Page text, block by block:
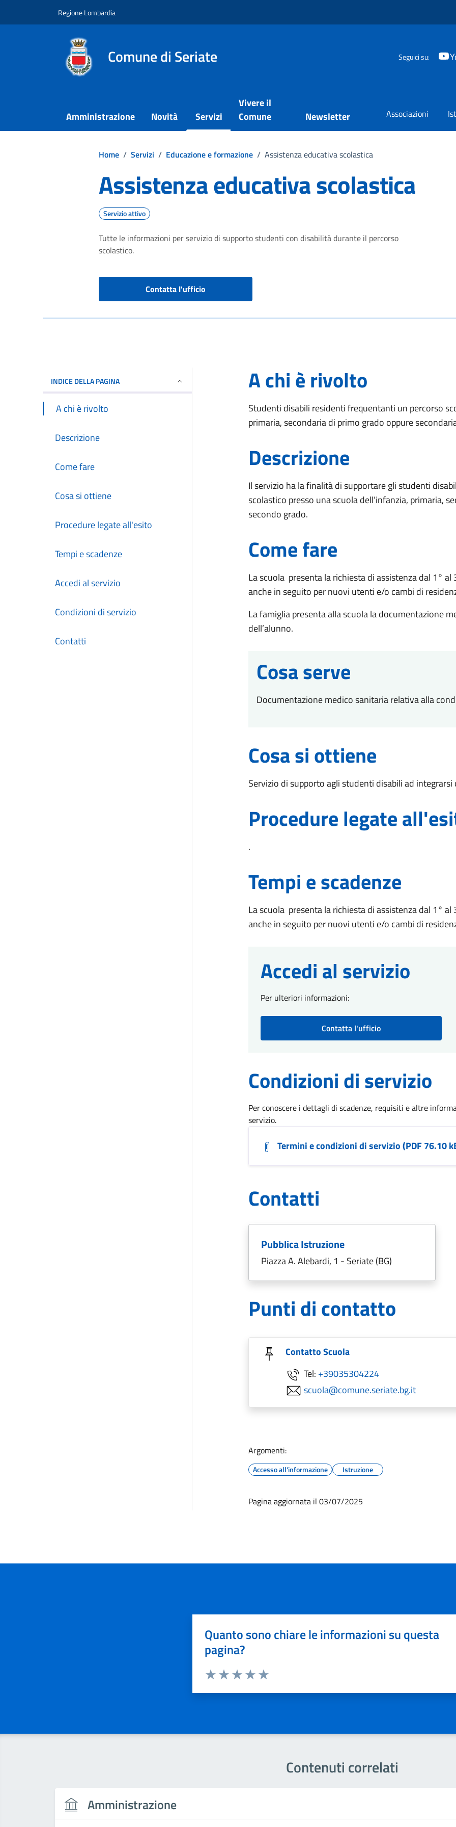
Regione Lombardia
Comune di Seriate Seguici su:
Amministrazione Novità Servizi
Vivere il
Comune
Newsletter Associazioni
Home / Servizi / Educazione e formazione / Assistenza educativa scolastica
Assistenza educativa scolastica
Servizio attivo
Tutte le informazioni per servizio di supporto studenti con disabilità durante il percorso
scolastico.
Contatta l'ufficio
INDICE DELLA PAGINA
A chi è rivolto
Descrizione
Come fare
Cosa si ottiene
Procedure legate all'esito
Tempi e scadenze
Accedi al servizio
Condizioni di servizio
Contatti
A chi è rivolto
Studenti disabili residenti frequentanti un percorso
primaria, secondaria di primo grado oppure
Descrizione
Il servizio ha la finalità di supportare gli studenti
scolastico presso una scuola dell’infanzia, primaria,
secondo grado.
Come fare
La scuola presenta la richiesta di assistenza dal 1°
anche in seguito per nuovi utenti e/o cambi di
La famiglia presenta alla scuola la documentazione
dell’alunno.
Cosa serve
Documentazione medico sanitaria relativa alla
Cosa si ottiene
Servizio di supporto agli studenti disabili ad
Procedure legate
.
Tempi e scadenze
La scuola presenta la richiesta di assistenza dal 1°
anche in seguito per nuovi utenti e/o cambi di
Accedi al servizio
Per ulteriori informazioni:
Contatta l'ufficio
Condizioni di servizio
Per conoscere i dettagli di scadenze, requisiti e altre
servizio.
Termini e condizioni di servizio (PDF 76.10
Contatti
Pubblica Istruzione
Piazza A. Alebardi, 1 - Seriate (BG)
Punti di contatto
Contatto Scuola
Tel: +39035304224
scuola@comune.seriate.bg.it
Argomenti:
Accesso all'informazione Istruzione
Pagina aggiornata il 03/07/2025
Quanto sono chiare le informazioni su questa
pagina?
Contenuti correlati
Amministrazione